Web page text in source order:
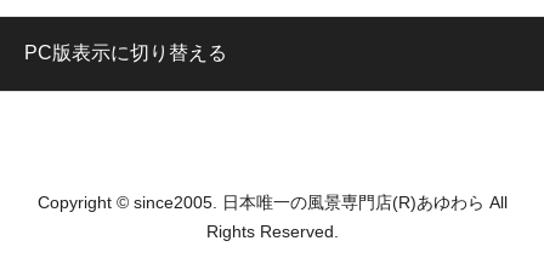
PC版表示に切り替える
Copyright © since2005. 日本唯一の風景専門店(R)あゆわら All
Rights Reserved.